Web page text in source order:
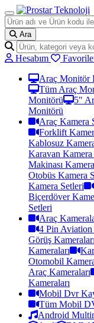
Ara
Hesabım
Araç Monitör
Tüm Araç
Monitörü
5"
Monitörü
Araç Kamera
Forklift
Kablosuz
Karavan Kamera
Makinası
Otobüs Kamera
Kamera Setleri
Biçerdöver
Setleri
Araç
4 Pin
Görüş Kameraları
Kameraları
Otomobil
Araç Kameraları
Kameraları
Mobil Dvr
Tüm Mobil
Android